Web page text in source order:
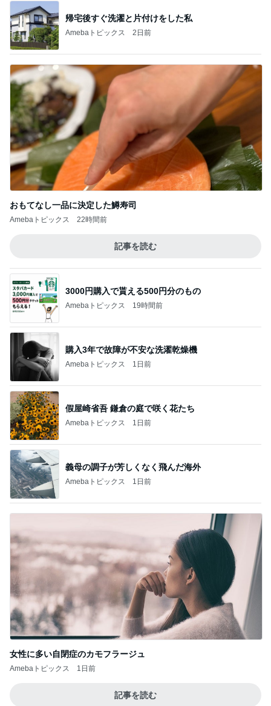
帰宅後すぐ洗濯と片付けをした私
Amebaトピックス 2日前
おもてなし一品に決定した鱒寿司
Amebaトピックス 22時間前
記事を読む
3000円購入で貰える500円分のもの
Amebaトピックス 19時間前
購入3年で故障が不安な洗濯乾燥機
Amebaトピックス 1日前
假屋崎省吾 鎌倉の庭で咲く花たち
Amebaトピックス 1日前
義母の調子が芳しくなく飛んだ海外
Amebaトピックス 1日前
女性に多い自閉症のカモフラージュ
Amebaトピックス 1日前
記事を読む